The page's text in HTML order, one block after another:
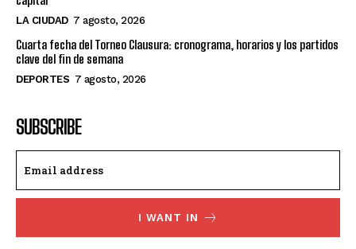
LA CIUDAD 7 agosto, 2026
Cuarta fecha del Torneo Clausura: cronograma, horarios y los partidos
clave del fin de semana
DEPORTES 7 agosto, 2026
SUBSCRIBE
I WANT IN